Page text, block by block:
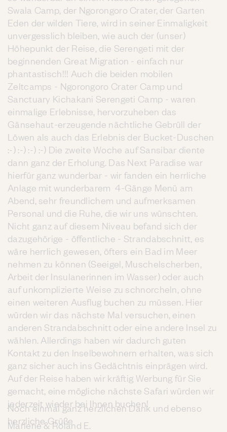
Swala Camp, der Ngorongoro Crater, der Garten
Eden der wilden Tiere, wird in seiner Einmaligkeit
unvergesslich bleiben, wie auch der (unser)
Höhepunkt der Reise, die Serengeti mit der
beginnenden Great Migration - einfach nur
phantastisch!!! Auch die beiden mobilen
Zeltcamps - Ngorongoro Crater Camp und
Sanctuary Kichakani Serengeti Camp - waren
einmalige Erlebnisse, hervorzuheben das
Gänsehaut-erzeugende nächtliche Gebrüll der
Löwen als auch das Erlebnis der Bucket-Duschen
:-) :-) :-) :-) Die zweite Woche auf Sansibar diente
dann ganz der Erholung. Das Next Paradise war
hierfür ganz wunderbar - wir fanden ein herrliche
Anlage mit wunderbarem 4-Gänge Menü am
Abend, sehr freundlichem und aufmerksamen
Personal und die Ruhe, die wir uns wünschten.
Nicht ganz auf diesem Niveau befand sich der
dazugehörige - öffentliche - Strandabschnitt, es
wäre herrlich gewesen, öfters ein Bad im Meer
nehmen zu können (Seeigel, Muschelscherben,
Arbeit der Insulanerinnen im Wasser) oder auch
auf unkomplizierte Weise zu schnorcheln, ohne
einen weiteren Ausflug buchen zu müssen. Hier
würden wir das nächste Mal versuchen, einen
anderen Strandabschnitt oder eine andere Insel zu
wählen. Allerdings haben wir dadurch guten
Kontakt zu den Inselbewohnern erhalten, was sich
ganz sicher auch ins Gedächtnis einprägen wird.
Auf der Reise haben wir kräftig Werbung für Sie
gemacht, eine mögliche nächste Safari würden wir
jederzeit wieder bei Ihnen buchen!
Noch einmal ganz herzlichen Dank und ebenso
herzliche Grüße
Marlene & Roland E.